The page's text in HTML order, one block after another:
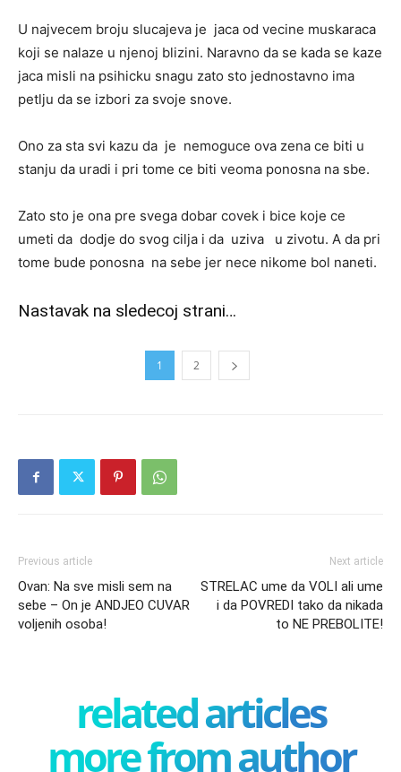
U najvecem broju slucajeva je jaca od vecine muskaraca
koji se nalaze u njenoj blizini. Naravno da se kada se kaze
jaca misli na psihicku snagu zato sto jednostavno ima
petlju da se izbori za svoje snove.
Ono za sta svi kazu da je nemoguce ova zena ce biti u
stanju da uradi i pri tome ce biti veoma ponosna na sbe.
Zato sto je ona pre svega dobar covek i bice koje ce
umeti da dodje do svog cilja i da uziva u zivotu. A da pri
tome bude ponosna na sebe jer nece nikome bol naneti.
Nastavak na sledecoj strani…
1 2
Previous article
Ovan: Na sve misli sem na
sebe – On je ANDJEO CUVAR
voljenih osoba!
Next article
STRELAC ume da VOLI ali ume
i da POVREDI tako da nikada
to NE PREBOLITE!
related articles
more from author